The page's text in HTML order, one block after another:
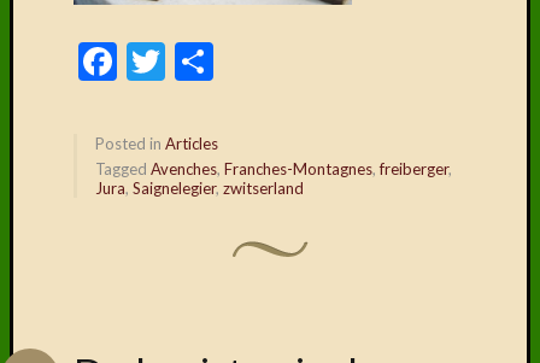
Facebook
Twitter
Posted in Articles
Tagged Avenches, Franches-Montagnes,freiberger,
Jura, Saignelegier, zwitserland